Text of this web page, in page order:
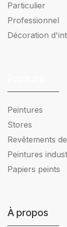
Particulier
Professionnel
Décoration
Peintures
Stores
Revêtements
Peintures
Papiers peints
À propos